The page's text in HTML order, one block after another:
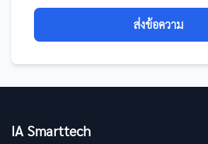
ส่งข้อความ
IA Smarttech